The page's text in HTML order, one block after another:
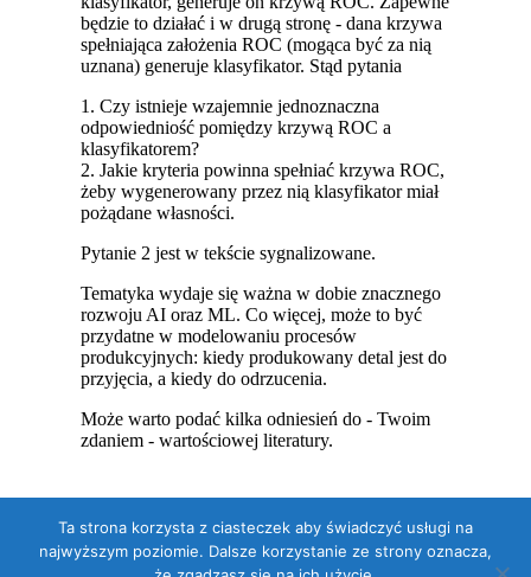
Ta strona korzysta z ciasteczek aby świadczyć usługi na
najwyższym poziomie. Dalsze korzystanie ze strony oznacza,